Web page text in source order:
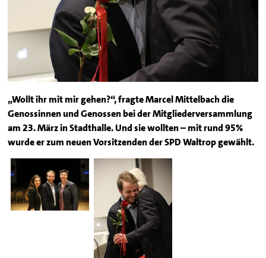
„Wollt ihr mit mir gehen?“, fragte Marcel Mittelbach die
Genossinnen und Genossen bei der Mitgliederversammlung
am 23. März in Stadthalle. Und sie wollten – mit rund 95%
wurde er zum neuen Vorsitzenden der SPD Waltrop gewählt.